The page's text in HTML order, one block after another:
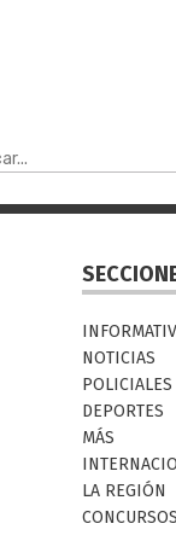
NOTICIAS
POLICIALES
DEPORTES
MÁS
LA REGIÓN
CONCURSOS